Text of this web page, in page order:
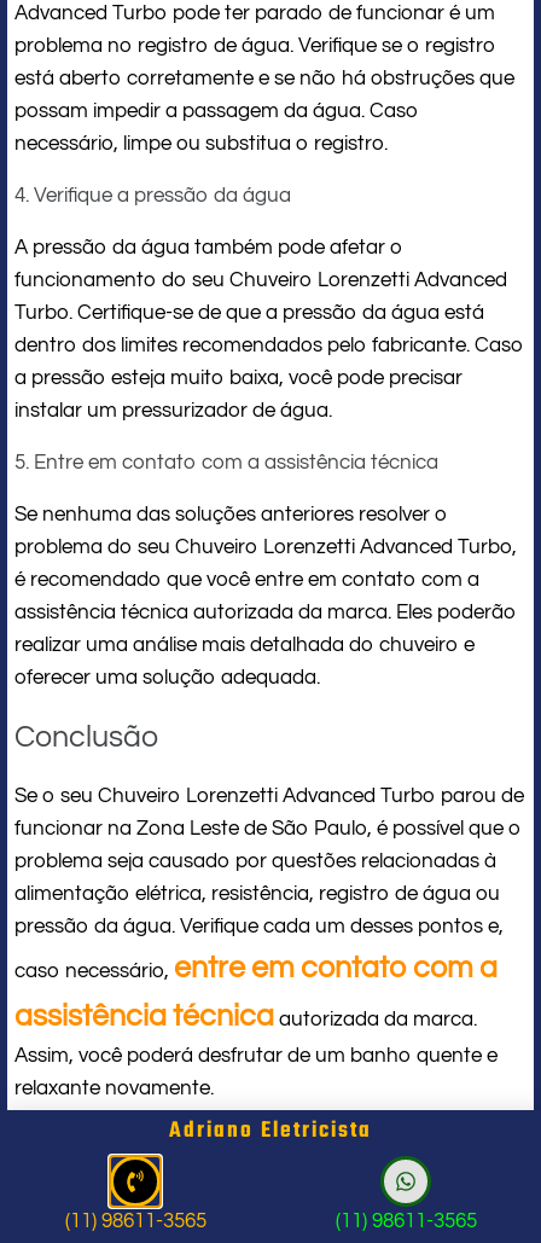
Advanced Turbo pode ter parado de funcionar é um
problema no registro de água. Verifique se o registro
está aberto corretamente e se não há obstruções que
possam impedir a passagem da água. Caso
necessário, limpe ou substitua o registro.
4. Verifique a pressão da água
A pressão da água também pode afetar o
funcionamento do seu Chuveiro Lorenzetti Advanced
Turbo. Certifique-se de que a pressão da água está
dentro dos limites recomendados pelo fabricante. Caso
a pressão esteja muito baixa, você pode precisar
instalar um pressurizador de água.
5. Entre em contato com a assistência técnica
Se nenhuma das soluções anteriores resolver o
problema do seu Chuveiro Lorenzetti Advanced Turbo,
é recomendado que você entre em contato com a
assistência técnica autorizada da marca. Eles poderão
realizar uma análise mais detalhada do chuveiro e
oferecer uma solução adequada.
Conclusão
Se o seu Chuveiro Lorenzetti Advanced Turbo parou de
funcionar na Zona Leste de São Paulo, é possível que o
problema seja causado por questões relacionadas à
alimentação elétrica, resistência, registro de água ou
pressão da água. Verifique cada um desses pontos e,
caso necessário, entre em contato com a
assistência técnica autorizada da marca.
Assim, você poderá desfrutar de um banho quente e
relaxante novamente.
Eletricista Perto de Mim
Adriano Eletricista
(11) 98611-3565 (11) 98611-3565